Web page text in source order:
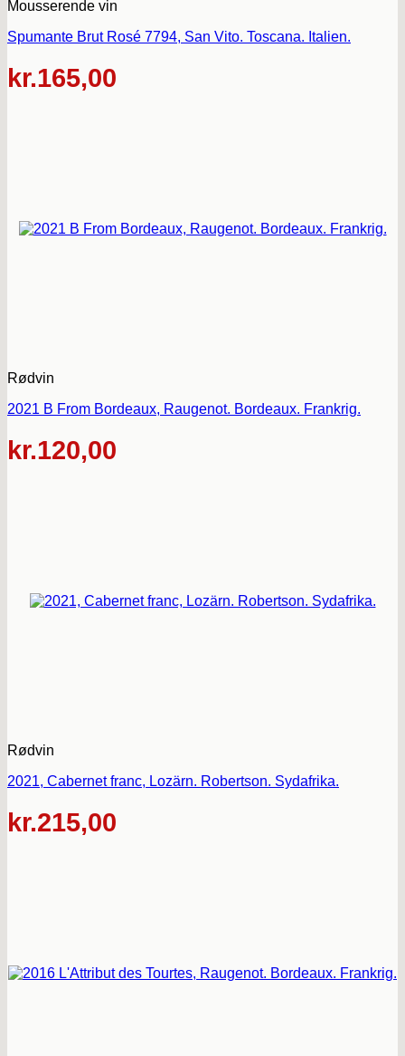
Mousserende vin
Spumante Brut Rosé 7794, San Vito. Toscana. Italien.
kr.165,00
Rødvin
2021 B From Bordeaux, Raugenot. Bordeaux. Frankrig.
kr.120,00
Rødvin
2021, Cabernet franc, Lozärn. Robertson. Sydafrika.
kr.215,00